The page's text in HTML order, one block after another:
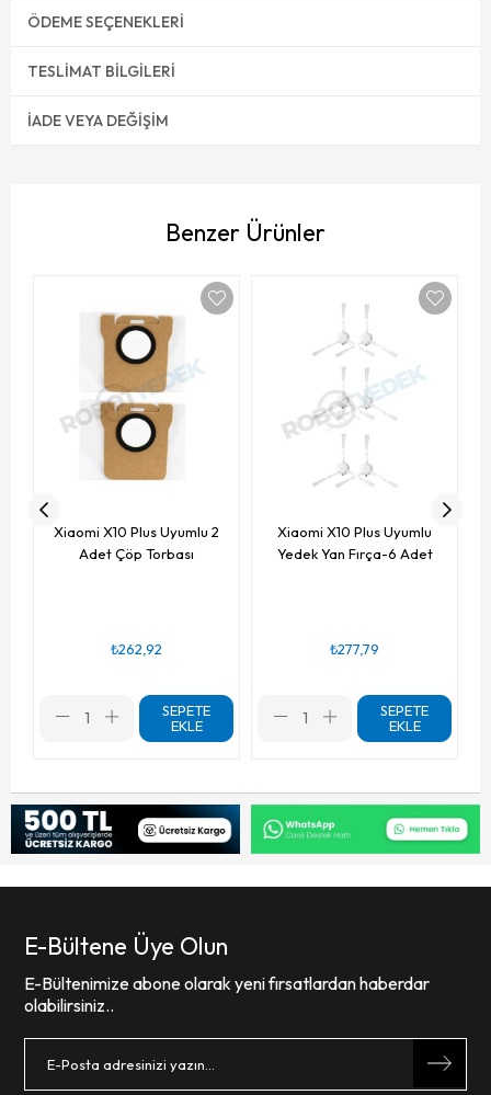
ÖDEME SEÇENEKLERI
TESLIMAT BILGILERI
İADE VEYA DEĞIŞIM
Benzer Ürünler
Xiaomi X10 Plus Uyumlu 2
Adet Çöp Torbası
₺262,92
SEPETE
EKLE
Xiaomi X10 Plus Uyumlu
Yedek Yan Fırça-6 Adet
₺277,79
SEPETE
EKLE
E-Bültene Üye Olun
E-Bültenimize abone olarak yeni fırsatlardan haberdar
olabilirsiniz..